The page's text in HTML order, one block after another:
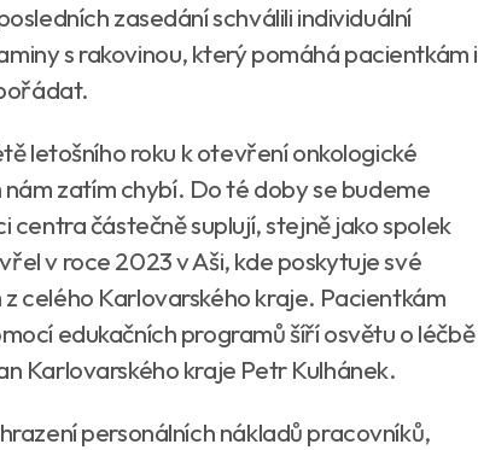
zasedání schválili individuální
s rakovinou, který pomáhá pacientkám i
letošního roku k otevření onkologické
zatím chybí. Do té doby se budeme
částečně suplují, stejně jako spolek
v roce 2023 v Aši, kde poskytuje své
celého Karlovarského kraje. Pacientkám
edukačních programů šíří osvětu o léčbě
Karlovarského kraje Petr Kulhánek.
personálních nákladů pracovníků,